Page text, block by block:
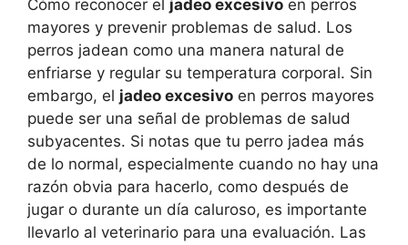
Cómo reconocer el jadeo excesivo en perros
mayores y prevenir problemas de salud. Los
perros jadean como una manera natural de
enfriarse y regular su temperatura corporal. Sin
embargo, el jadeo excesivo en perros mayores
puede ser una señal de problemas de salud
subyacentes. Si notas que tu perro jadea más
de lo normal, especialmente cuando no hay una
razón obvia para hacerlo, como después de
jugar o durante un día caluroso, es importante
llevarlo al veterinario para una evaluación. Las